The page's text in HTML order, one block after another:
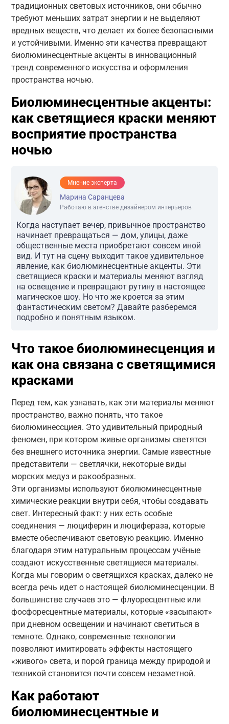
традиционных световых источников, они обычно
требуют меньших затрат энергии и не выделяют
вредных веществ, что делает их более безопасными
и устойчивыми. Именно эти качества превращают
биолюминесцентные акценты в инновационный
тренд современного искусства и оформления
пространства ночью.
Биолюминесцентные акценты:
как светящиеся краски меняют
восприятие пространства
ночью
Мнение эксперта
Марина Саранцева
Работаю в агенстве дизайнером интерьеров
Когда наступает вечер, привычное пространство
начинает превращаться — дом, улицы, даже
общественные места приобретают совсем иной
вид. И тут на сцену выходит такое удивительное
явление, как биолюминесцентные акценты. Эти
светящиеся краски и материалы меняют взгляд
на освещение и превращают рутину в настоящее
магическое шоу. Но что же кроется за этим
фантастическим светом? Давайте разберемся
подробно и понятным языком.
Что такое биолюминесценция и
как она связана с светящимися
красками
Перед тем, как узнавать, как эти материалы меняют
пространство, важно понять, что такое
биолюминессциея. Это удивительный природный
феномен, при котором живые организмы светятся
без внешнего источника энергии. Самые известные
представители — светлячки, некоторые виды
морских медуз и ракообразных.
Эти организмы используют биолюминесцентные
химические реакции внутри себя, чтобы создавать
свет. Интересный факт: у них есть особые
соединения — люциферин и люцифераза, которые
вместе обеспечивают световую реакцию. Именно
благодаря этим натуральным процессам учёные
создают искусственные светящиеся материалы.
Когда мы говорим о светящихся красках, далеко не
всегда речь идет о настоящей биолюминесценции. В
большинстве случаев это — флуоресцентные или
фосфоресцентные материалы, которые «засыпают»
при дневном освещении и начинают светиться в
темноте. Однако, современные технологии
позволяют имитировать эффекты настоящего
«живого» света, и порой граница между природой и
техникой становится почти совсем незаметной.
Как работают
биолюминесцентные и